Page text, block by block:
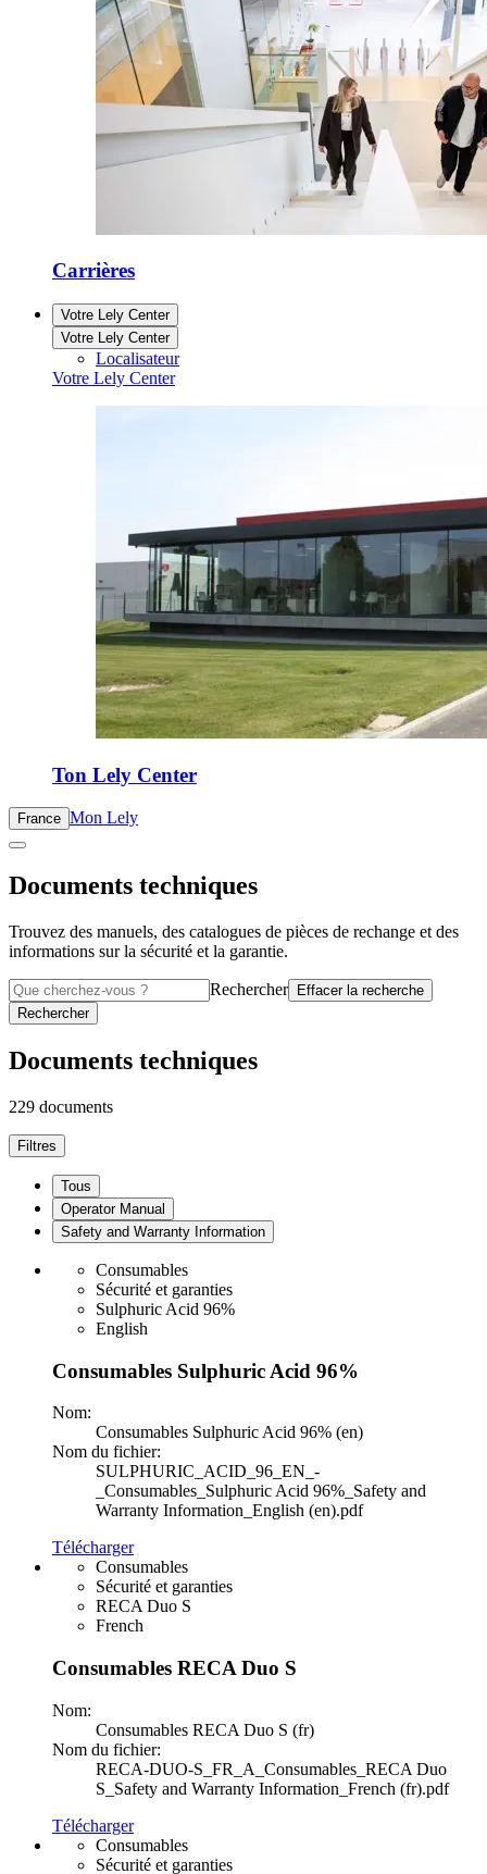
Carrières
Votre Lely Center
Votre Lely Center
Localisateur
Votre Lely Center
Ton Lely Center
France Mon Lely
Documents techniques
Trouvez des manuels, des catalogues de pièces de rechange et des
informations sur la sécurité et la garantie.
Rechercher
Effacer la recherche
Rechercher
Documents techniques
229 documents
Filtres
Tous
Operator Manual
Safety and Warranty Information
Consumables
Sécurité et garanties
Sulphuric Acid 96%
English
Consumables Sulphuric Acid 96%
Nom:
Consumables Sulphuric Acid 96% (en)
Nom du fichier:
SULPHURIC_ACID_96_EN_-
_Consumables_Sulphuric Acid 96%_Safety and
Warranty Information_English (en).pdf
Télécharger
Consumables
Sécurité et garanties
RECA Duo S
French
Consumables RECA Duo S
Nom:
Consumables RECA Duo S (fr)
Nom du fichier:
RECA-DUO-S_FR_A_Consumables_RECA Duo
S_Safety and Warranty Information_French (fr).pdf
Télécharger
Consumables
Sécurité et garanties